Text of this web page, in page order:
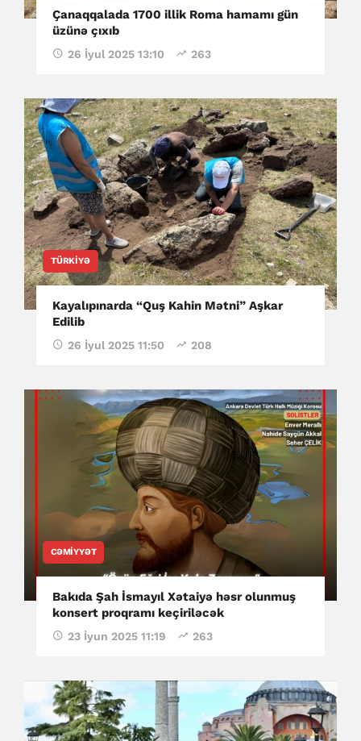
Çanaqqalada 1700 illik Roma hamamı gün
üzünə çıxıb
26 İyul 2025 13:10 263
TÜRKIYƏ
Kayalıpınarda “Quş Kahin Mətni” Aşkar
Edilib
26 İyul 2025 11:50 208
CƏMIYYƏT
Bakıda Şah İsmayıl Xətaiyə həsr olunmuş
konsert proqramı keçiriləcək
23 İyun 2025 11:19 263